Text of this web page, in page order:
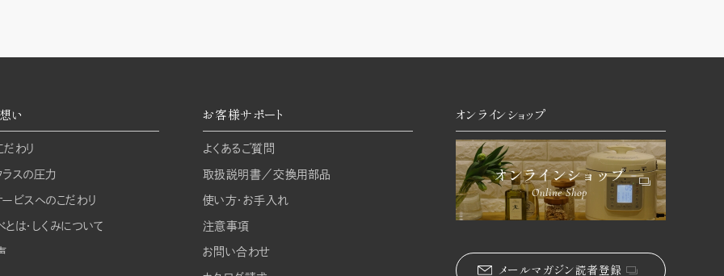
い
わり
スの圧力
ビスへのこだわり
は・しくみについて
お客様サポート
よくあるご質問
取扱説明書／交換用部品
使い方・お手入れ
注意事項
お問い合わせ
オンラインショップ
メールマガジン読者登録